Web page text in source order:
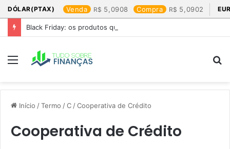
DÓLAR(PTAX) Venda 5,0908 Compra 5,0902
Black Friday: os produtos que mais valem a pena
Menu
Início /Termo /C /Cooperativa de Crédito
Cooperativa de Crédito